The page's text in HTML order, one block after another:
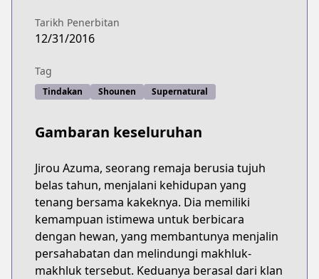
Tarikh Penerbitan
12/31/2016
Tag
Tindakan Shounen Supernatural
Gambaran keseluruhan
Jirou Azuma, seorang remaja berusia tujuh
belas tahun, menjalani kehidupan yang
tenang bersama kakeknya. Dia memiliki
kemampuan istimewa untuk berbicara
dengan hewan, yang membantunya menjalin
persahabatan dan melindungi makhluk-
makhluk tersebut. Keduanya berasal dari klan